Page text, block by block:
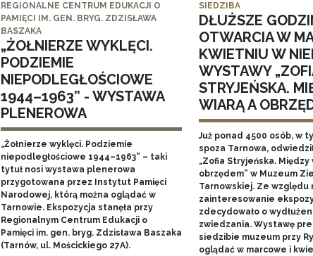
REGIONALNE CENTRUM EDUKACJI O
PAMIĘCI IM. GEN. BRYG. ZDZISŁAWA
BASZAKA
„ŻOŁNIERZE WYKLĘCI.
PODZIEMIE
NIEPODLEGŁOŚCIOWE
1944–1963” - WYSTAWA
PLENEROWA
„Żołnierze wyklęci. Podziemie
niepodległościowe 1944–1963” – taki
tytuł nosi wystawa plenerowa
przygotowana przez Instytut Pamięci
Narodowej, którą można oglądać w
Tarnowie. Ekspozycja stanęła przy
Regionalnym Centrum Edukacji o
Pamięci im. gen. bryg. Zdzisława Baszaka
(Tarnów, ul. Mościckiego 27A).
SIEDZIBA
DŁUŻSZE
OTWARCIA W
KWIETNIU W
WYSTAWY
STRYJEŃSKA.
WIARĄ A
Już ponad 4500 osób, w
spoza Tarnowa,
„Zofia Stryjeńska. Między
obrzędem” w Muzeum
Tarnowskiej. Ze względu
zainteresowanie
zdecydowało o
zwiedzania. Wystawę
siedzibie muzeum przy
oglądać w marcowe i